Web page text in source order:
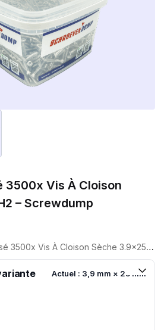
3500x Vis À Cloison
– Screwdump
:
Vis À Cloison Sèche 3.9x25 PH2 - Screwdump
Actuel : 3,9 mm × 25 mm